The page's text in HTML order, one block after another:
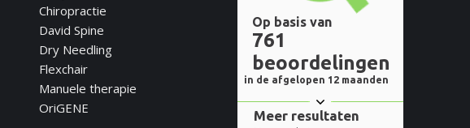
Chiropractie
David Spine
Dry Needling
Flexchair
Manuele therapie
OriGENE